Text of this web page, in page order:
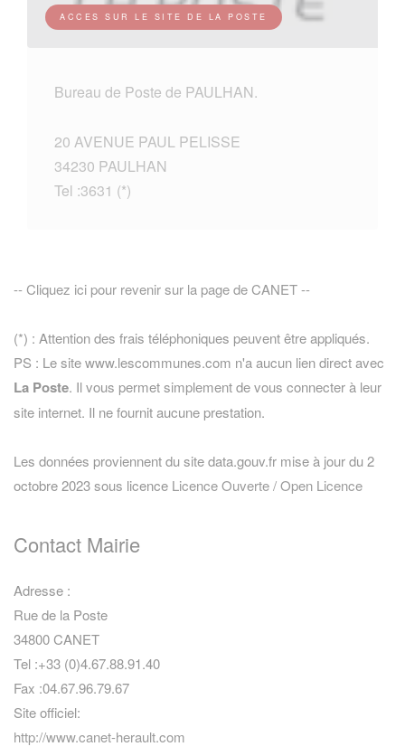
ACCES SUR LE SITE DE LA POSTE
Bureau de Poste de PAULHAN.
20 AVENUE PAUL PELISSE
34230 PAULHAN
Tel :3631 (*)
-- Cliquez ici pour revenir sur la page de CANET --
(*) : Attention des frais téléphoniques peuvent être appliqués.
PS : Le site www.lescommunes.com n'a aucun lien direct avec
La Poste. Il vous permet simplement de vous connecter à leur
site internet. Il ne fournit aucune prestation.
Les données proviennent du site data.gouv.fr mise à jour du 2
octobre 2023 sous licence Licence Ouverte / Open Licence
Contact Mairie
Adresse :
Rue de la Poste
34800 CANET
Tel :+33 (0)4.67.88.91.40
Fax :04.67.96.79.67
Site officiel:
http://www.canet-herault.com